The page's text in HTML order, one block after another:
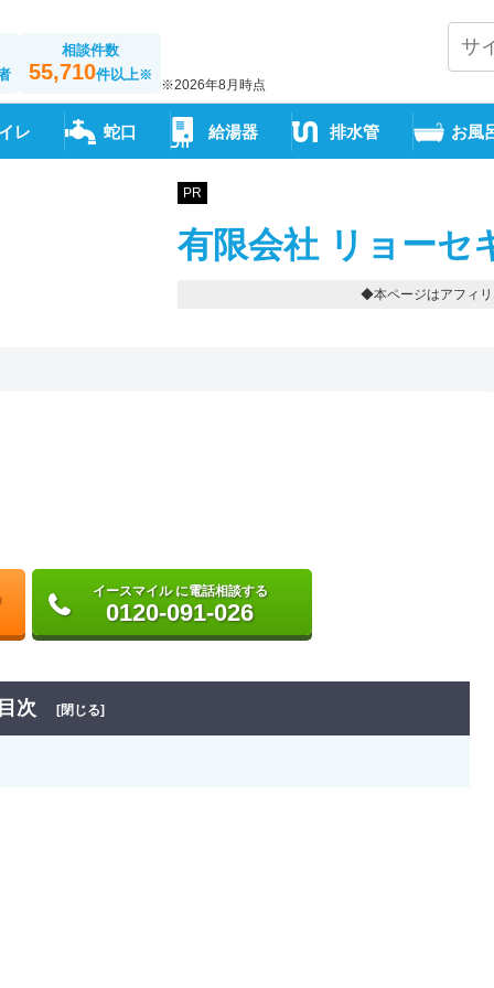
相談件数
55,710件以上※
※2026年8月時点
レ 蛇口 給湯器 排水管 お風
PR
有限会社 リョーセ
◆本ページはアフィ
イースマイル に電話相談する
0120-091-026
次 [閉じる]